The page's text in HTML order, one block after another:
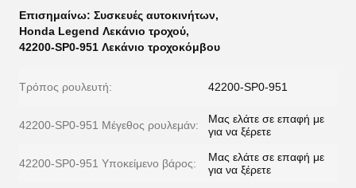
Επισημαίνω: Συσκευές αυτοκινήτων,
Honda Legend Λεκάνιο τροχού,
42200-SP0-951 Λεκάνιο τροχοκόμβου
Τρόπος ρουλευτή: 42200-SP0-951
42200-SP0-951 Μέγεθος ρουλεμάν:
Μας ελάτε σε επαφή με
για να ξέρετε
42200-SP0-951 Υποκείμενο βάρος:
Μας ελάτε σε επαφή με
για να ξέρετε